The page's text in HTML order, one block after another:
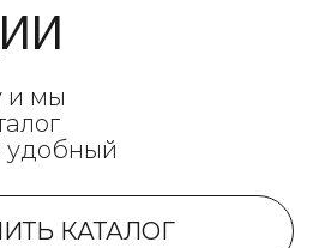
и мы
удобный
КАТАЛОГ